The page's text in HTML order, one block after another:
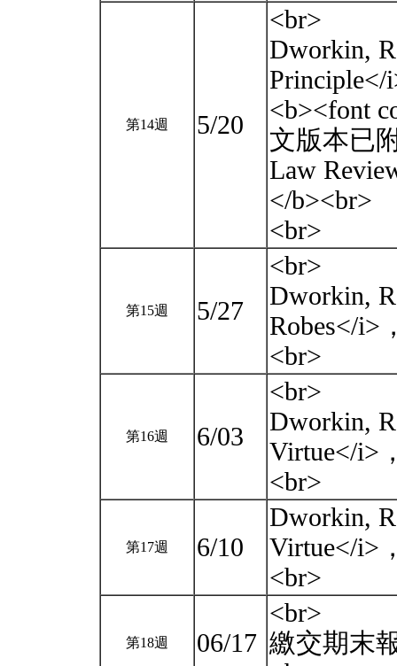
第14週 5/20
<br>
Dworkin,
Principle</
<b><font
文版本已
Law
</b><br>
<br>
第15週 5/27
<br>
Dworkin,
Robes</i>
<br>
第16週 6/03
<br>
Dworkin,
Virtue</i>
<br>
第17週 6/10
Dworkin,
Virtue</i>
<br>
第18週 06/17
<br>
繳交期末